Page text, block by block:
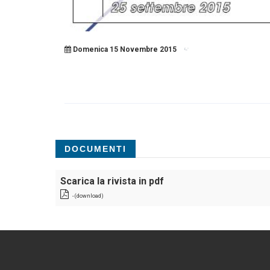
Domenica 15 Novembre 2015
DOCUMENTI
Scarica la rivista in pdf
- (download)